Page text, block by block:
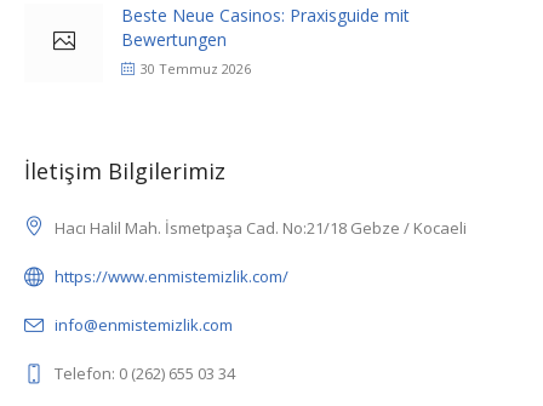
Beste Neue Casinos: Praxisguide mit
Bewertungen
30 Temmuz 2026
İletişim Bilgilerimiz
Hacı Halil Mah. İsmetpaşa Cad. No:21/18 Gebze / Kocaeli
https://www.enmistemizlik.com/
info@enmistemizlik.com
Telefon: 0 (262) 655 03 34